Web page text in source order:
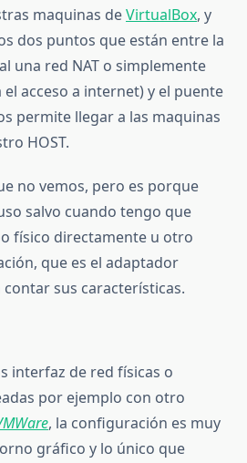
maquinas deVirtualBox, y
dos puntos que están entre la
una red NAT o simplemente
el acceso a internet) y el puente
permite llegar a las maquinas
HOST.
no vemos, pero es porque
salvo cuando tengo que
físico directamente u otro
que es el adaptador
sus características.
interfaz de red físicas o
por ejemplo con otro
, la configuración es muy
gráfico y lo único que